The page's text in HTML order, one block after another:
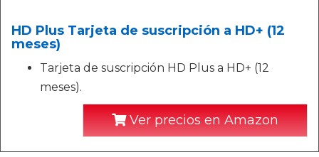
HD Plus Tarjeta de suscripción a HD+ (12
meses)
Tarjeta de suscripción HD Plus a HD+ (12
meses).
Ver precios en Amazon